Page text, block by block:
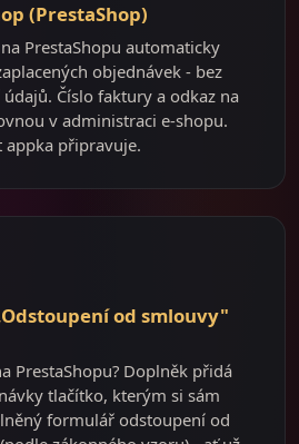
(PrestaShop)
PrestaShopu automaticky
objednávek - bez
Číslo faktury a odkaz na
v administraci e-shopu.
appka připravuje.
od smlouvy"
PrestaShopu? Doplněk přidá
tlačítko, kterým si sám
formulář odstoupení od